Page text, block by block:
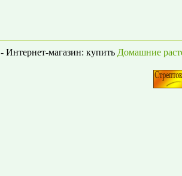
- Интернет-магазин: купить Домашние